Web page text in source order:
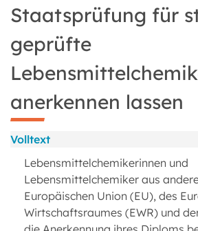
Staatsprüfung für
geprüfte
anerkennen lassen
Volltext
Lebensmittelchemikerinnen und
Lebensmittelchemiker aus
Europäischen Union (EU), des
Wirtschaftsraumes (EWR) und